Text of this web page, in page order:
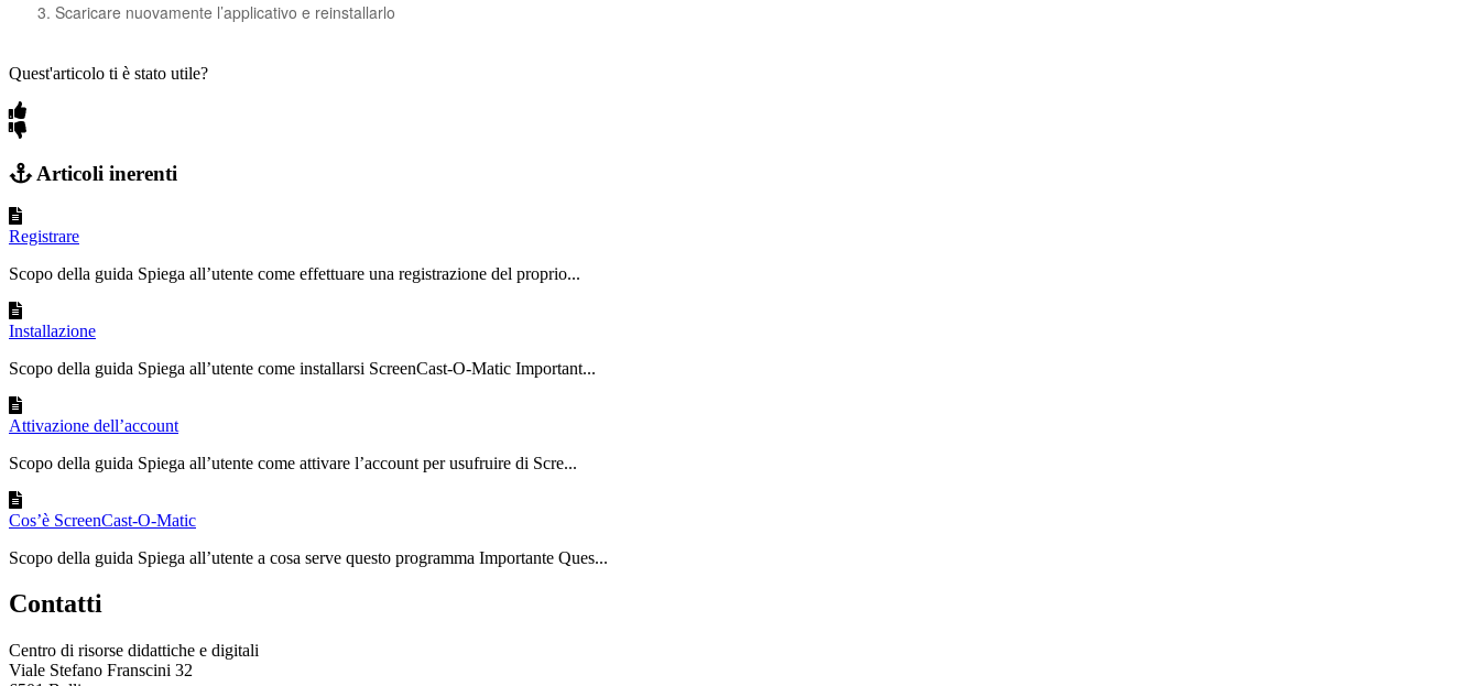
Scaricare nuovamente l’applicativo e reinstallarlo
Quest'articolo ti è stato utile?
Articoli inerenti
Registrare
Scopo della guida Spiega all’utente come effettuare una registrazione del proprio...
Installazione
Scopo della guida Spiega all’utente come installarsi ScreenCast-O-Matic Important...
Attivazione dell’account
Scopo della guida Spiega all’utente come attivare l’account per usufruire di Scre...
Cos’è ScreenCast-O-Matic
Scopo della guida Spiega all’utente a cosa serve questo programma Importante Ques...
Contatti
Centro di risorse didattiche e digitali
Viale Stefano Franscini 32